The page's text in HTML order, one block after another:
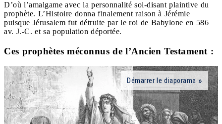
D’où l’amalgame avec la personnalité soi-disant plaintive du
prophète. L’Histoire donna finalement raison à Jérémie
puisque Jérusalem fut détruite par le roi de Babylone en 586
av. J.-C. et sa population déportée.
Ces prophètes méconnus de l’Ancien Testament :
Démarrer le diaporama